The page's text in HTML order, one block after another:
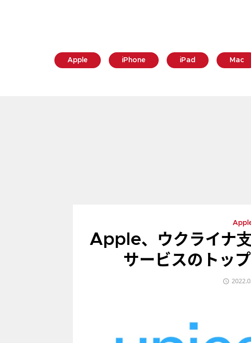
Apple iPhone iPad Mac
Apple、ウクライナ
サービスのトッ